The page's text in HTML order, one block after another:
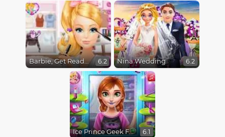
Barbie, Get Ready With Me 6.2 Nina Wedding 6.2
Ice Prince Geek Fashion 6.1